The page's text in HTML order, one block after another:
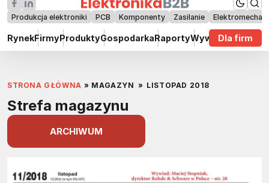
Produkcja elektroniki PCB Komponenty Zasilanie
RynekFirmyProduktyGospodarkaRaportyWywiadyDla firm
STRONA GŁÓWNA » MAGAZYN » LISTOPAD 2018
Strefa magazynu
ARCHIWUM